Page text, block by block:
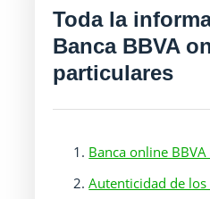
Toda la
Banca BBVA
particulares
Banca online
Autenticidad de los